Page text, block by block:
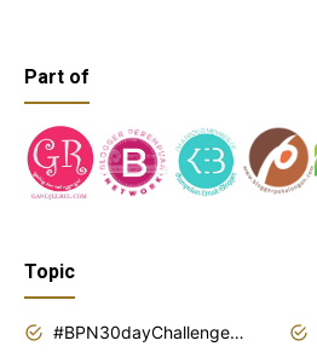
Part of
Topic
#BPN30dayChallenge2018